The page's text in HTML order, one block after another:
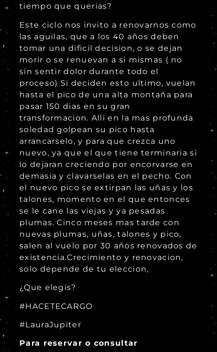
tiempo que querias?
Este ciclo nos invito a renovarnos como
las aguilas, que a los 40 años deben
tomar una dificil decision, o se dejan
morir o se renuevan a si mismas ( no
sin sentir dolor durante todo el
proceso) Si deciden esto ultimo, vuelan
hasta el pico de una alta montaña para
pasar 150 dias en su gran
transformacion. Alli en la mas profunda
soledad golpean su pico hasta
arrancarselo, y para que crezca uno
nuevo, ya que el que tiene terminaria si
lo dejaran creciendo por encorvarse en
demasia y clavarselas en el pecho. Con
el nuevo pico se extirpan las uñas y los
talones, momento en el que entonces
se le cane las viejas y ya pesadas
plumas. Cinco meses mas tarde con
nuevas plumas, uñas, talones y pico,
salen al vuelo por 30 años renovados de
existencia.Crecimiento y renovacion,
solo depende de tu eleccion,
¿Que elegis?
#HACETECARGO
#LauraJupiter
Para reservar o consultar